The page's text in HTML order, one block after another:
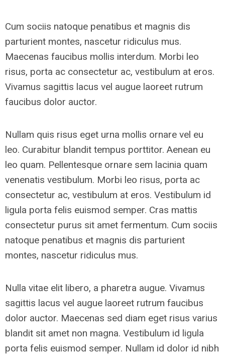
Cum sociis natoque penatibus et magnis dis
parturient montes, nascetur ridiculus mus.
Maecenas faucibus mollis interdum. Morbi leo
risus, porta ac consectetur ac, vestibulum at eros.
Vivamus sagittis lacus vel augue laoreet rutrum
faucibus dolor auctor.
Nullam quis risus eget urna mollis ornare vel eu
leo. Curabitur blandit tempus porttitor. Aenean eu
leo quam. Pellentesque ornare sem lacinia quam
venenatis vestibulum. Morbi leo risus, porta ac
consectetur ac, vestibulum at eros. Vestibulum id
ligula porta felis euismod semper. Cras mattis
consectetur purus sit amet fermentum. Cum sociis
natoque penatibus et magnis dis parturient
montes, nascetur ridiculus mus.
Nulla vitae elit libero, a pharetra augue. Vivamus
sagittis lacus vel augue laoreet rutrum faucibus
dolor auctor. Maecenas sed diam eget risus varius
blandit sit amet non magna. Vestibulum id ligula
porta felis euismod semper. Nullam id dolor id nibh